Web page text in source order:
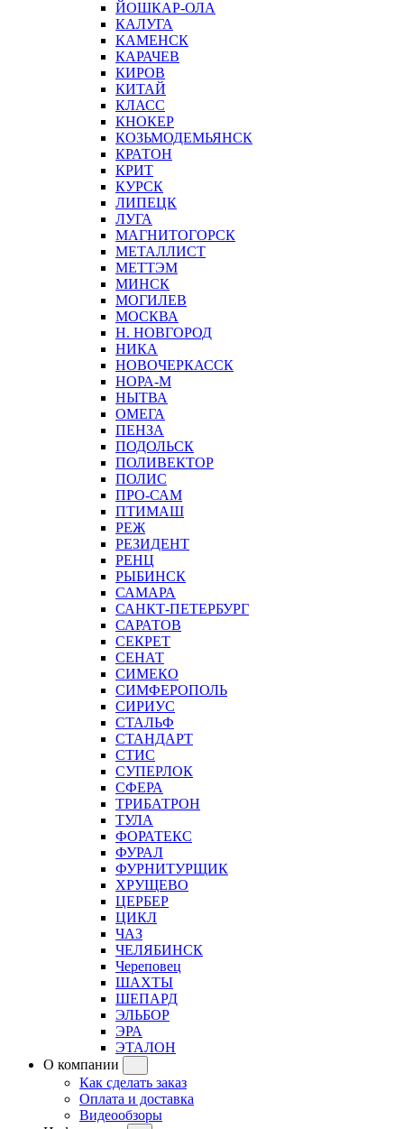
ЙОШКАР-ОЛА
КАЛУГА
КАМЕНСК
КАРАЧЕВ
КИРОВ
КИТАЙ
КЛАСС
КНОКЕР
КОЗЬМОДЕМЬЯНСК
КРАТОН
КРИТ
КУРСК
ЛИПЕЦК
ЛУГА
МАГНИТОГОРСК
МЕТАЛЛИСТ
МЕТТЭМ
МИНСК
МОГИЛЕВ
МОСКВА
Н. НОВГОРОД
НИКА
НОВОЧЕРКАССК
НОРА-М
НЫТВА
ОМЕГА
ПЕНЗА
ПОДОЛЬСК
ПОЛИВЕКТОР
ПОЛИС
ПРО-САМ
ПТИМАШ
РЕЖ
РЕЗИДЕНТ
РЕНЦ
РЫБИНСК
САМАРА
САНКТ-ПЕТЕРБУРГ
САРАТОВ
СЕКРЕТ
СЕНАТ
СИМЕКО
СИМФЕРОПОЛЬ
СИРИУС
СТАЛЬФ
СТАНДАРТ
СТИС
СУПЕРЛОК
СФЕРА
ТРИБАТРОН
ТУЛА
ФОРАТЕКС
ФУРАЛ
ФУРНИТУРЩИК
ХРУЩЕВО
ЦЕРБЕР
ЦИКЛ
ЧАЗ
ЧЕЛЯБИНСК
Череповец
ШАХТЫ
ШЕПАРД
ЭЛЬБОР
ЭРА
ЭТАЛОН
О компании
Как сделать заказ
Оплата и доставка
Видеообзоры